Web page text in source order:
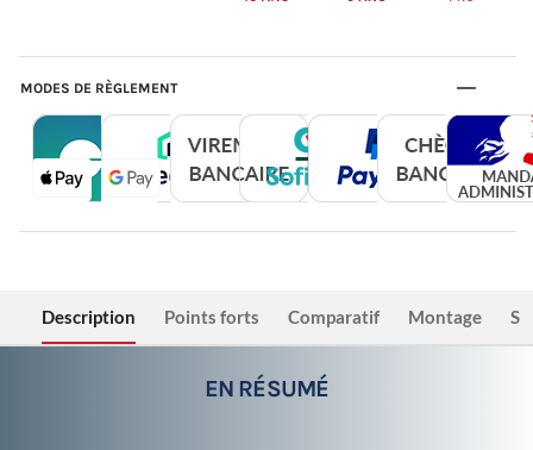
MODES DE RÈGLEMENT
Description Points forts Comparatif Montage
EN RÉSUMÉ